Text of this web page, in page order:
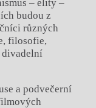
– elity –
budou z
různých
filosofie,
a podvečerní